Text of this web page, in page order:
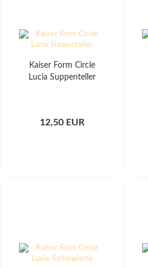
Kaiser Form Circle
Lucia Suppenteller
12,50 EUR